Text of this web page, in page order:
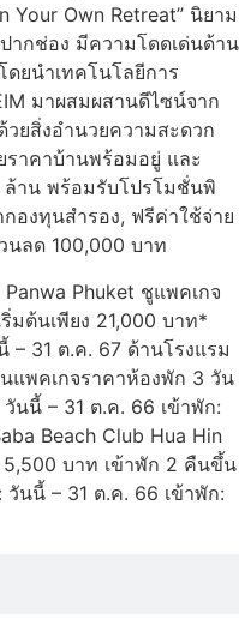
Your Own Retreat” นิยาม
ากช่อง มีความโดดเด่นด้าน
ยนำเทคโนโลยีการ
มาผสมผสานดีไซน์จาก
ยสิ่งอำนวยความสะดวก
าคาบ้านพร้อมอยู่ และ
ล้าน พร้อมรับโปรโมชั่นพิ
องทุนสำรอง, ฟรีค่าใช้จ่าย
ลด 100,000 บาท
Phuket ชูแพคเกจ
ต้นเพียง 21,000 บาท*
– 31 ต.ค. 67 ด้านโรงแรม
แพคเกจราคาห้องพัก 3 วัน
นนี้ – 31 ต.ค. 66 เข้าพัก:
Beach Club Hua Hin
บาท เข้าพัก 2 คืนขึ้น
วันนี้ – 31 ต.ค. 66 เข้าพัก: